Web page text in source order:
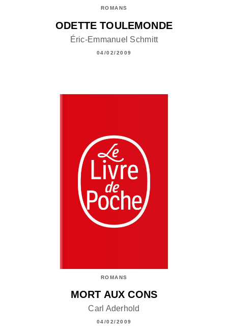
ROMANS
ODETTE TOULEMONDE
Éric-Emmanuel Schmitt
04/02/2009
ROMANS
MORT AUX CONS
Carl Aderhold
04/02/2009